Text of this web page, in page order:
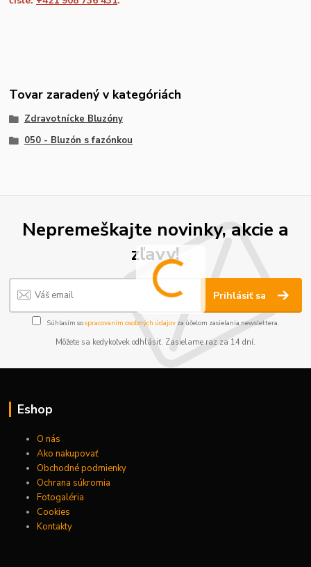
Tovar zaradený v kategóriách
Zdravotnícke Bluzóny
050 - Bluzón s fazónkou
Nepremeškajte novinky, akcie a
zľavy!
Prihlásiť sa
Súhlasím sospracovaním osobných údajov za účelom zasielania newslettera.
Môžete sa kedykoľvek odhlásiť. Zasielame raz za 14 dní.
Eshop
O nás
Ako nakupovať
Obchodné podmienky
Ochrana súkromia
Fotogaléria
Cookies
Kontakty